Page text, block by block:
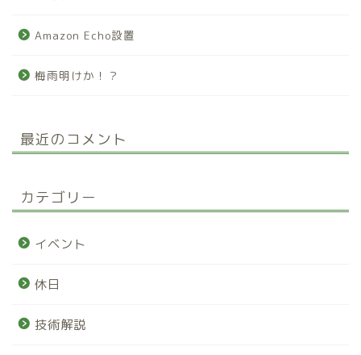
Amazon Echo設置
梅雨明けか！？
最近のコメント
カテゴリー
イベント
休日
技術解説